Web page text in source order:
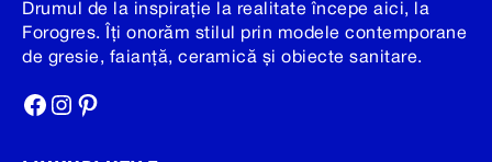
Drumul de la inspirație la realitate începe aici, la
Forogres. Îți onorăm stilul prin modele contemporane
de gresie, faianță, ceramică și obiecte sanitare.
Facebook
Instagram
Pinterest